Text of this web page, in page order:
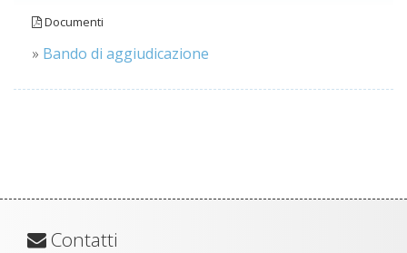
Documenti
» Bando di aggiudicazione
Contatti